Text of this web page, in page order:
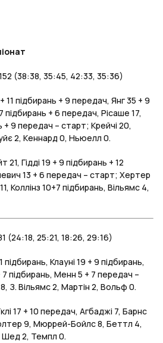
(38:38, 35:45, 42:33, 35:36)
підбирань + 9 передач, Янг 35 + 9
+ 6 передач, Рісаше 17,
+ 9 передач – старт; Крейчі 20,
2, Кеннард 0, Ньюелл 0.
21, Гідді 19 + 9 підбирань + 12
13 + 6 передач – старт; Хертер
Коллінз 10+7 підбирань, Вільямс 4,
(24:18, 25:21, 18:26, 29:16)
Клауні 19 + 9 підбирань,
підбирань, Менн 5 + 7 передач –
З. Вільямс 2, Мартін 2, Вольф 0.
17 + 10 передач, Агбаджі 7, Барнс
9, Мюррей-Бойлс 8, Беттл 4,
Шед 2, Темпл 0.